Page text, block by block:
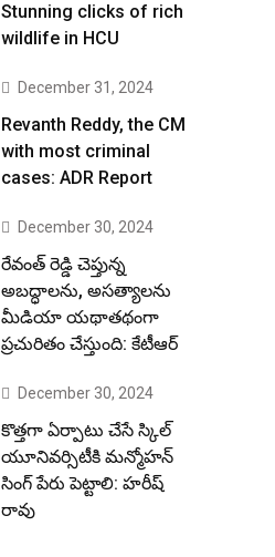
Stunning clicks of rich
wildlife in HCU
December 31, 2024
Revanth Reddy, the CM
with most criminal
cases: ADR Report
December 30, 2024
రేవంత్ రెడ్డి చెప్తున్న
అబద్ధాలను, అసత్యాలను
మీడియా యథాతథంగా
ప్రచురితం చేస్తుంది: కేటీఆర్
December 30, 2024
కొత్తగా ఏర్పాటు చేసే స్కిల్
యూనివర్సిటీకి మన్మోహన్
సింగ్ పేరు పెట్టాలి: హరీష్
రావు